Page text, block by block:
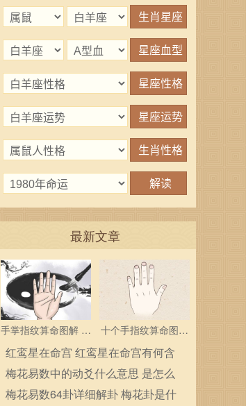
最新文章
手掌指纹算命图解 三
个斗多为中层领导
十个手指纹算命图解
分析指纹算命是什么
红鸾星在命宫 红鸾星在命宫有何含
义
梅花易数中的动爻什么意思 是怎么
确定的
梅花易数64卦详细解卦 梅花卦是什